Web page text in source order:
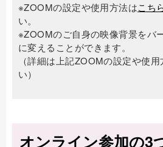
※ZOOMの設定や使用方法はこち
い。
※ZOOMのご自身の映像背景をバ
に変えることができます。
（詳細は上記ZOOMの設定や使
い）
オンライン参加の3